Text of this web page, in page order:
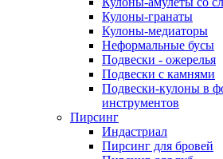
Кулоны-гранаты
Кулоны-медиаторы
Неформальные бусы
Подвески - ожерелья
Подвески с камнями
Подвески-кулоны в
инструментов
Пирсинг
Индастриал
Пирсинг для бровей